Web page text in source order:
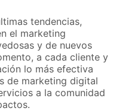
tendencias,
el marketing
y de nuevos
a cada cliente y
lo más efectiva
de marketing digital
a la comunidad